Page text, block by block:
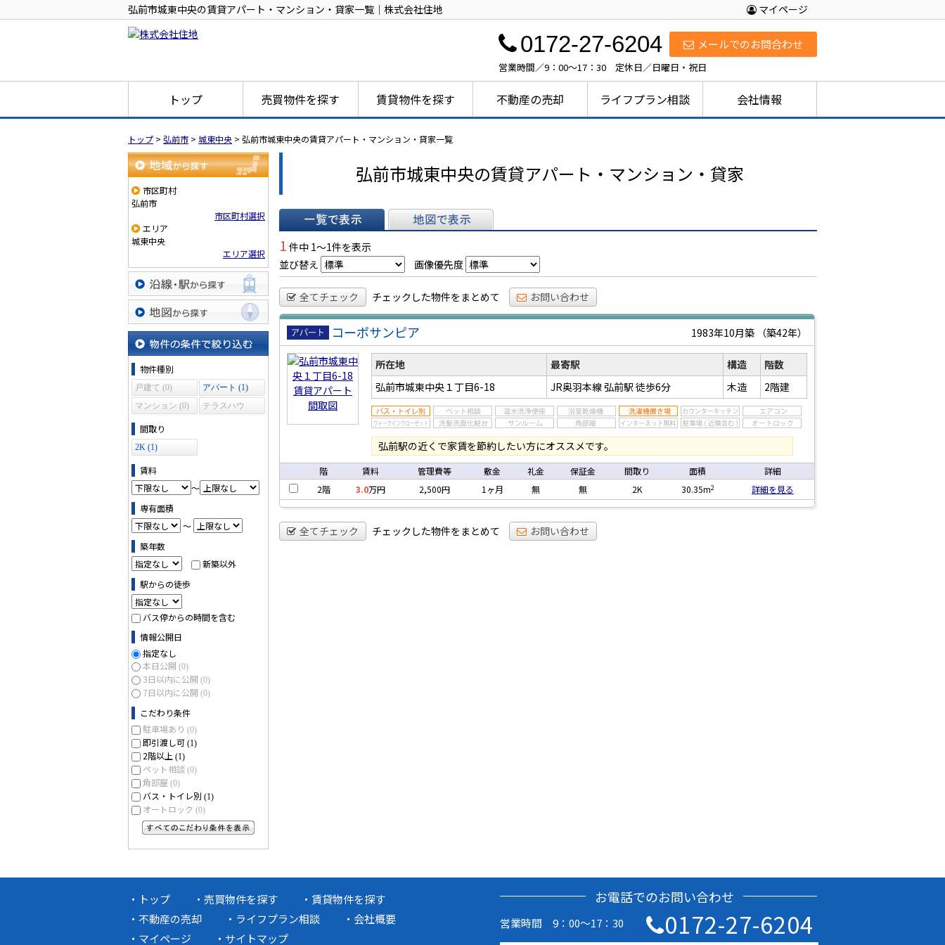
弘前市城東中央の賃貸アパート・マンション・貸家一覧｜株式会社住地 マイページ
メールでのお問合わせ
0172-27-6204
営業時間／9：00～17：30 定休日／日曜日・祝日
トップ 売買物件を探す 賃貸物件を探す 不動産の売却 ライフプラン相談 会社情報
トップ > 弘前市 > 城東中央 > 弘前市城東中央の賃貸アパート・マンション・貸家一覧
地域から探す
市区町村
弘前市
市区町村選択
エリア
城東中央
エリア選択
沿線・駅から探す
地図から探す
物件の条件で絞り込む
物件種別
戸建て (0)
アパート (1)
マンション (0)
テラスハウ
間取り
2K (1)
賃料
～
専有面積
～
築年数
新築以外
駅からの徒歩
バス停からの時間を含む
情報公開日
指定なし
本日公開 (0)
3日以内に公開 (0)
7日以内に公開 (0)
こだわり条件
駐車場あり (0)
即引渡し可 (1)
2階以上 (1)
ペット相談 (0)
角部屋 (0)
バス・トイレ別 (1)
オートロック (0)
弘前市城東中央の賃貸アパート・マンション・貸家
1 件中 1～1件を表示
並び替え
画像優先度
全てチェック チェックした物件をまとめて お問い合わせ
賃貸アパ
ート
コーポサンピア 1983年10月築 （築42年）
所在地 最寄駅 構造
階数
弘前市城東中央１丁目6-18
JR奥羽本線 弘前駅 徒歩6分 木造 2階建
弘前駅の近くで家賃を節約したい方にオススメです。
階 賃料 管理費等 敷金 礼金 保証金 間取り 面積
詳細
2階
3.0万円 2,500円 1ヶ月 無 無 2K 30.35m2 詳細を見る
全てチェック チェックした物件をまとめて お問い合わせ
トップ 売買物件を探す
賃貸物件を探す
不動産の売却
ライフプラン相談
会社概要
マイページ
サイトマップ
お電話でのお問い合わせ
営業時間 9：00～17：30 0172-27-6204